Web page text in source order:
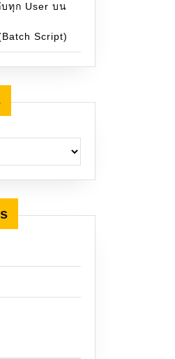
ทุก User บน
Script)